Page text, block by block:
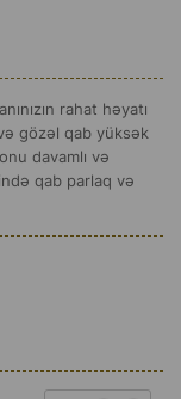
rahat həyatı
gözəl qab yüksək
davamlı və
qab parlaq və